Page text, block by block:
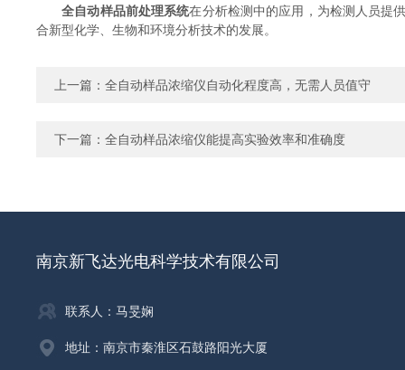
全自动样品前处理系统在分析检测中的应用，为检测人员提
合新型化学、生物和环境分析技术的发展。
上一篇： 全自动样品浓缩仪自动化程度高，无需人员值守
下一篇： 全自动样品浓缩仪能提高实验效率和准确度
南京新飞达光电科学技术有限公司
联系人：马旻娴
地址：南京市秦淮区石鼓路阳光大厦